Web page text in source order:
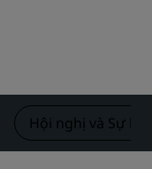
Hội nghị và Sự